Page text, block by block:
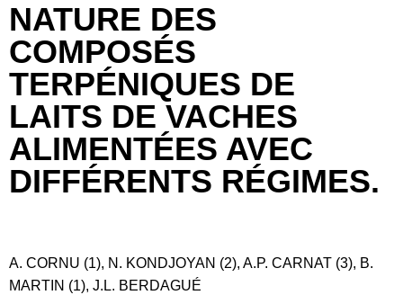
NATURE DES
COMPOSÉS
TERPÉNIQUES DE
LAITS DE VACHES
ALIMENTÉES AVEC
DIFFÉRENTS RÉGIMES.
A. CORNU (1), N. KONDJOYAN (2), A.P. CARNAT (3), B.
MARTIN (1), J.L. BERDAGUÉ